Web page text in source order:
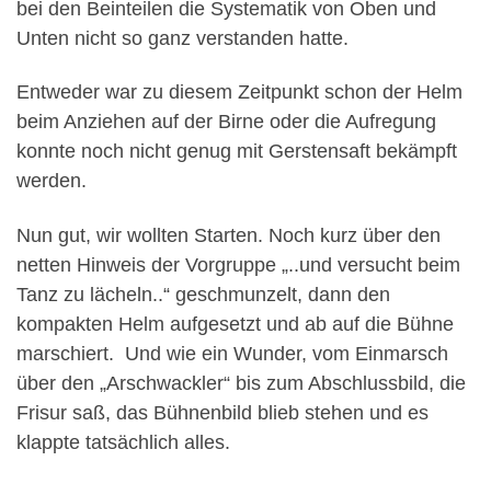
bei den Beinteilen die Systematik von Oben und
Unten nicht so ganz verstanden hatte.
Entweder war zu diesem Zeitpunkt schon der Helm
beim Anziehen auf der Birne oder die Aufregung
konnte noch nicht genug mit Gerstensaft bekämpft
werden.
Nun gut, wir wollten Starten. Noch kurz über den
netten Hinweis der Vorgruppe „..und versucht beim
Tanz zu lächeln..“ geschmunzelt, dann den
kompakten Helm aufgesetzt und ab auf die Bühne
marschiert. Und wie ein Wunder, vom Einmarsch
über den „Arschwackler“ bis zum Abschlussbild, die
Frisur saß, das Bühnenbild blieb stehen und es
klappte tatsächlich alles.